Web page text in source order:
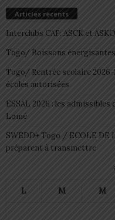
Articles récents
Interclubs CAF: ASCK et
Togo/ Boissons
Togo/ Rentrée scolaire
écoles autorisées
ESSAL 2026 : les
Lomé
SWEDD+ Togo / ECOLE DE
préparent à transmettre
L M M